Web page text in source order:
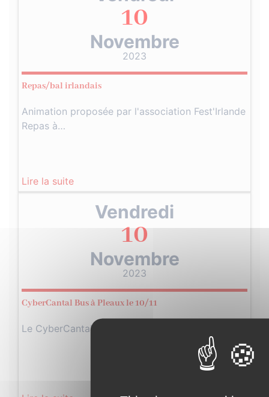
10
Novembre
2023
Repas/bal irlandais
Animation proposée par l'association Fest'Irlande
Repas à…
Lire la suite
Vendredi
10
Novembre
2023
CyberCantal Bus à Pleaux le 10/11
Le CyberCantal Bus sera présent à Pleaux…